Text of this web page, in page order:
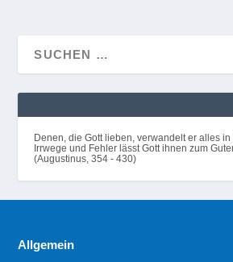
Denen, die Gott lieben, verwandelt er alles in
Irrwege und Fehler lässt Gott ihnen zum
(Augustinus, 354 - 430)
Allgemein